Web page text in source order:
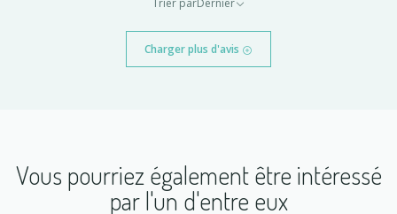
Trier parDernier
Charger plus d'avis
Vous pourriez également être intéressé
par l'un d'entre eux